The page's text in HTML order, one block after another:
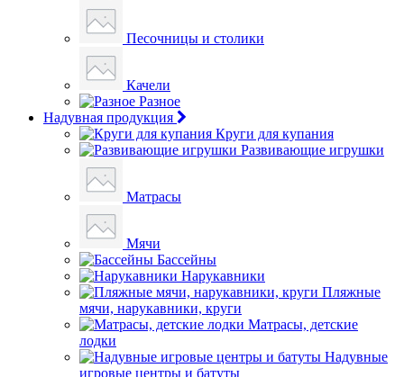
Песочницы и столики
Качели
Разное
Надувная продукция
Круги для купания
Развивающие игрушки
Матрасы
Мячи
Бассейны
Нарукавники
Пляжные
мячи, нарукавники, круги
Матрасы, детские
лодки
Надувные
игровые центры и батуты